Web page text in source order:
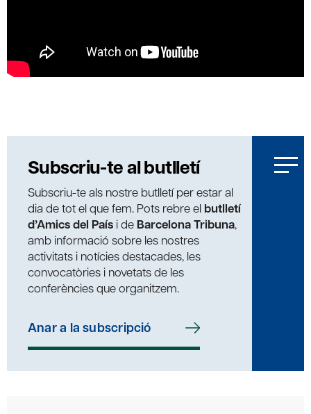
Subscriu-te al butlletí
Subscriu-te als nostre butlletí per estar al
dia de tot el que fem. Pots rebre el butlletí
d’Amics del País i de Barcelona Tribuna,
amb informació sobre les nostres
activitats i notícies destacades, les
convocatòries i novetats de les
conferències que organitzem.
Anar a la subscripció